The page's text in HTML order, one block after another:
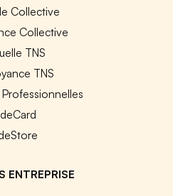
Collective
Collective
TNS
TNS
ENTREPRISE